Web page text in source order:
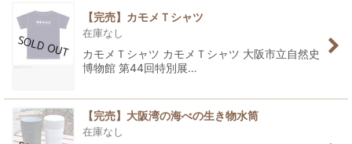
【完売】カモメＴシャツ
在庫なし
カモメＴシャツ カモメＴシャツ 大阪市立自然史
博物館 第44回特別展…
【完売】大阪湾の海べの生き物水筒
在庫なし